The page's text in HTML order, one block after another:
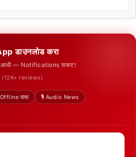
डाउनलोड करा
आधी — Notifications सकट!
reviews)
वाचा
🎙️ Audio News